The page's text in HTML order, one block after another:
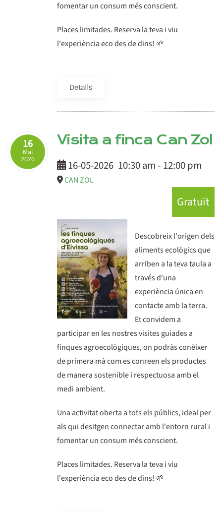
fomentar un consum més conscient.
Places limitades. Reserva la teva i viu
l'experiència eco des de dins! 🌱
Detalls
16
Mai
2026
Visita a finca Can Zol
16-05-2026 10:30 am- 12:00 pm
CAN ZOL
Gratuït
Descobreix l'origen dels
aliments ecològics que
arriben a la teva taula a
través d'una
experiència única en
contacte amb la terra.
Et convidem a
participar en les nostres visites guiades a
finques agroecològiques, on podràs conèixer
de primera mà com es conreen els productes
de manera sostenible i respectuosa amb el
medi ambient.
Una activitat oberta a tots els públics, ideal per
als qui desitgen connectar amb l'entorn rural i
fomentar un consum més conscient.
Places limitades. Reserva la teva i viu
l'experiència eco des de dins! 🌱